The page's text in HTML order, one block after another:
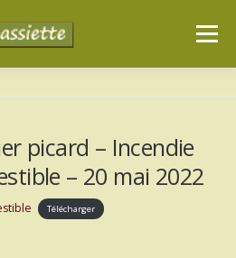
Menu
RESSOURCES
picard – Incendie
– 20 mai 2022
Télécharger